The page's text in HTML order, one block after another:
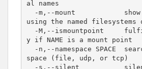
al names
using the named filesystems
y if NAME is a mount point
space (file, udp, or tcp)